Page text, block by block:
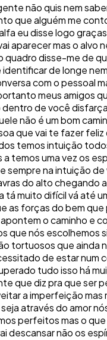
não quis nem
que alguém me
eu disse logo
aparecer mas o alvo
quadro disse-me de
de longe
com o pessoal
meus amigos
de você
não é um bom
que vai te fazer feliz
temos intuição
temos uma vez os
sempre na intuição de
do alto chegando
tá muito difícil vá até
as forças do bem
o caminho e
que nós escolhemos
tortuosos que ainda
de estar num
tudo isso há
que diz pra que ser
a imperfeição mas
através do amor
perfeitos mas o
descansar não os